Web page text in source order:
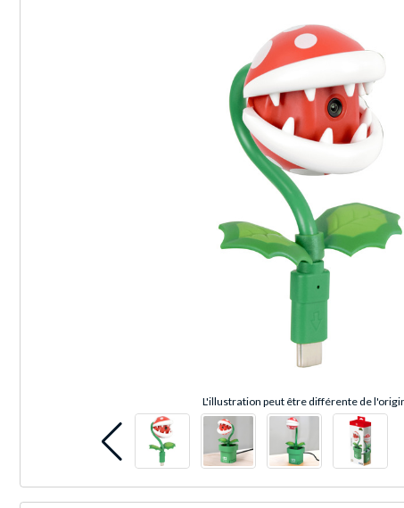
L'illustration peut être différente de